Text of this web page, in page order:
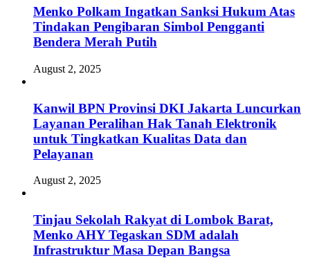
Menko Polkam Ingatkan Sanksi Hukum Atas
Tindakan Pengibaran Simbol Pengganti
Bendera Merah Putih
August 2, 2025
Kanwil BPN Provinsi DKI Jakarta Luncurkan
Layanan Peralihan Hak Tanah Elektronik
untuk Tingkatkan Kualitas Data dan
Pelayanan
August 2, 2025
Tinjau Sekolah Rakyat di Lombok Barat,
Menko AHY Tegaskan SDM adalah
Infrastruktur Masa Depan Bangsa